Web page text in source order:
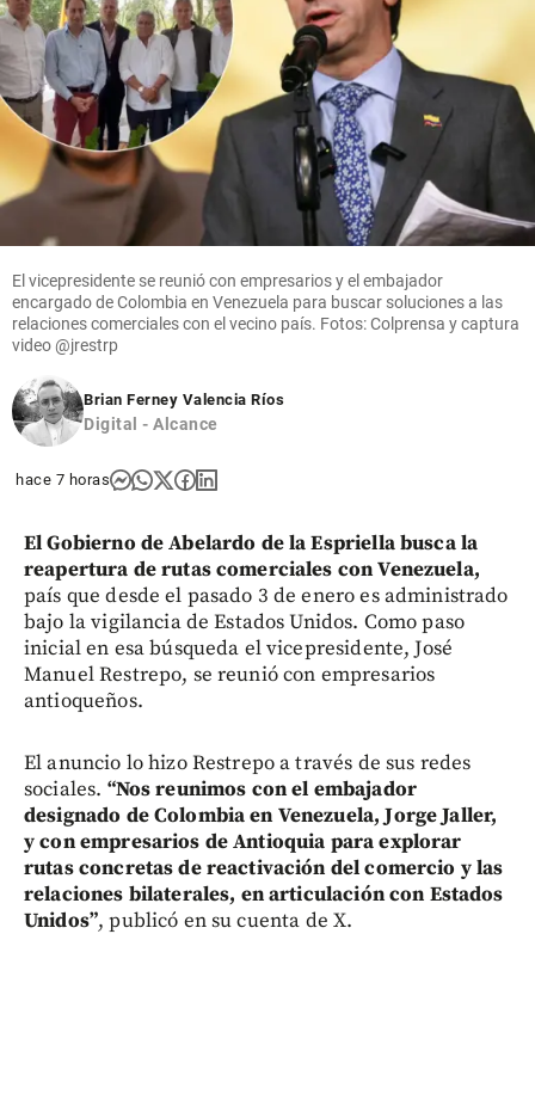
El vicepresidente se reunió con empresarios y el embajador
encargado de Colombia en Venezuela para buscar soluciones a las
relaciones comerciales con el vecino país. Fotos: Colprensa y captura
video @jrestrp
Brian Ferney Valencia Ríos
Digital - Alcance
hace 7 horas
El Gobierno de Abelardo de la Espriella busca la
reapertura de rutas comerciales con Venezuela,
país que desde el pasado 3 de enero es administrado
bajo la vigilancia de Estados Unidos. Como paso
inicial en esa búsqueda el vicepresidente, José
Manuel Restrepo, se reunió con empresarios
antioqueños.
El anuncio lo hizo Restrepo a través de sus redes
sociales. “Nos reunimos con el embajador
designado de Colombia en Venezuela, Jorge Jaller,
y con empresarios de Antioquia para explorar
rutas concretas de reactivación del comercio y las
relaciones bilaterales, en articulación con Estados
Unidos”, publicó en su cuenta de X.